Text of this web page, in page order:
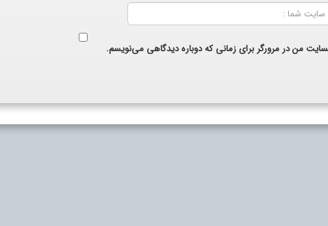
من در مرورگر برای زمانی که دوباره دیدگاهی می‌نویسم.